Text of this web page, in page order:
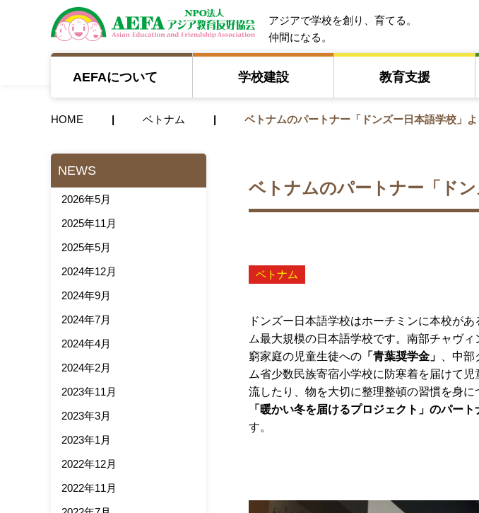
NPO法人 AEFA アジア教育友好協会
アジアで学校を創り、育てる。
仲間になる。
AEFAについて 学校建設 教育⽀援
HOME ベトナム ベトナムのパートナー「ドンズー日本語学校」よ
ベトナムのパートナー「ド
ベトナム
ドンズー日本語学校はホーチミンに本校があ
ム最大規模の日本語学校です。南部チャヴィ
窮家庭の児童生徒への 「青葉奨学金」
、中
ム省少数民族寄宿小学校に防寒着を届けて児
流したり、物を大切に整理整頓の習慣を身に
「暖かい冬を届けるプロジェクト」のパート
す。
NEWS
2026年5月
2025年11月
2025年5月
2024年12月
2024年9月
2024年7月
2024年4月
2024年2月
2023年11月
2023年3月
2023年1月
2022年12月
2022年11月